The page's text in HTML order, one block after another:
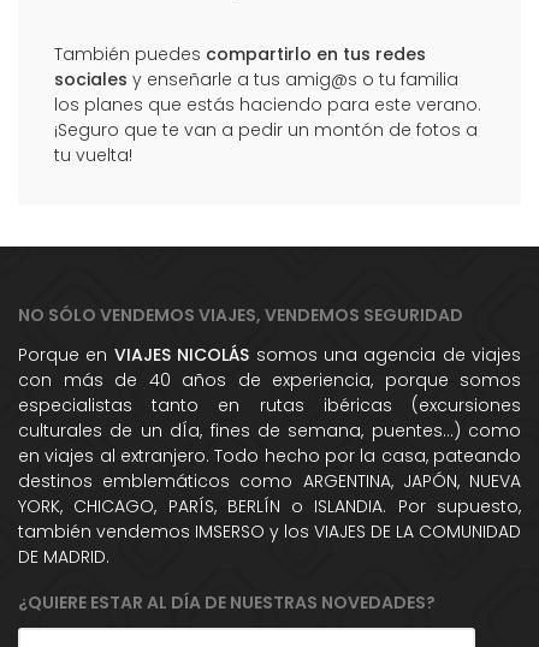
También puedes compartirlo en tus redes
sociales y enseñarle a tus amig@s o tu familia
los planes que estás haciendo para este verano.
¡Seguro que te van a pedir un montón de fotos a
tu vuelta!
NO SÓLO VENDEMOS VIAJES, VENDEMOS SEGURIDAD
Porque en VIAJES NICOLÁS somos una agencia de viajes
con más de 40 años de experiencia, porque somos
especialistas tanto en rutas ibéricas (excursiones
culturales de un dÍa, fines de semana, puentes...) como
en viajes al extranjero. Todo hecho por la casa, pateando
destinos emblemáticos como ARGENTINA, JAPÓN, NUEVA
YORK, CHICAGO, PARÍS, BERLÍN o ISLANDIA. Por supuesto,
también vendemos IMSERSO y los VIAJES DE LA COMUNIDAD
DE MADRID.
¿QUIERE ESTAR AL DÍA DE NUESTRAS NOVEDADES?